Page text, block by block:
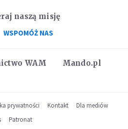
WAM
Mando.pl
naszą misję
WSPOMÓŻ NAS
prywatności Kontakt
Dla mediów
Patronat